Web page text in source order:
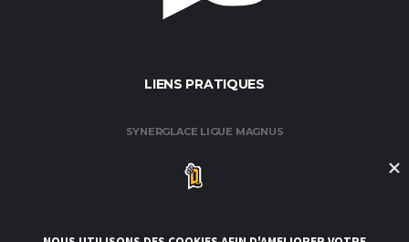
LIENS PRATIQUES
SYNERGLACE LIGUE MAGNUS
FÉDÉRATION FRANÇAISE DE HOCKEY / GLACE
CLUB DE HOCKEY AMATEUR DE ROUEN